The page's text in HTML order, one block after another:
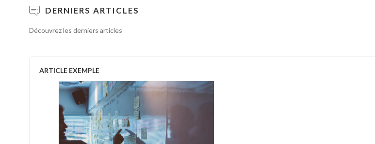
DERNIERS ARTICLES
Découvrez les derniers articles
ARTICLE EXEMPLE